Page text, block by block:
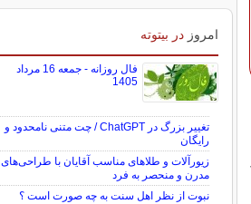
امروز در بیتوته
فال روزانه - جمعه 16 مرداد
1405
تغییر بزرگ در ChatGPT / چت متنی نامحدود و
رایگان
زیورآلات و طلاهای مناسب آقایان با طراحی‌های
مدرن و منحصر به فرد
نبوت از نظر اهل سنت به چه صورت است ؟